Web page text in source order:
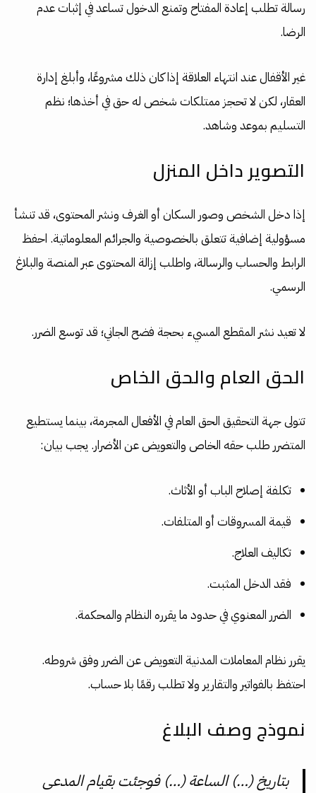
رسالة تطلب إعادة المفتاح وتمنع الدخول تساعد في إثبات عدم
الرضا.
غير الأقفال عند انتهاء العلاقة إذا كان ذلك مشروعًا، وأبلغ إدارة
العقار، لكن لا تحجز ممتلكات شخص له حق في أخذها؛ نظم
التسليم بموعد وشاهد.
التصوير داخل المنزل
إذا دخل الشخص وصور السكان أو الغرف ونشر المحتوى، قد تنشأ
مسؤولية إضافية تتعلق بالخصوصية والجرائم المعلوماتية. احفظ
الرابط والحساب والرسالة، واطلب إزالة المحتوى عبر المنصة والبلاغ
الرسمي.
لا تعيد نشر المقطع المسيء بحجة فضح الجاني؛ قد توسع الضرر.
الحق العام والحق الخاص
تتولى جهة التحقيق الحق العام في الأفعال المجرمة، بينما يستطيع
المتضرر طلب حقه الخاص والتعويض عن الأضرار. يجب بيان:
تكلفة إصلاح الباب أو الأثاث.
قيمة المسروقات أو المتلفات.
تكاليف العلاج.
فقد الدخل المثبت.
الضرر المعنوي في حدود ما يقرره النظام والمحكمة.
يقرر نظام المعاملات المدنية التعويض عن الضرر وفق شروطه.
احتفظ بالفواتير والتقارير ولا تطلب رقمًا بلا حساب.
نموذج وصف البلاغ
بتاريخ (…) الساعة (…) فوجئت بقيام المدعى